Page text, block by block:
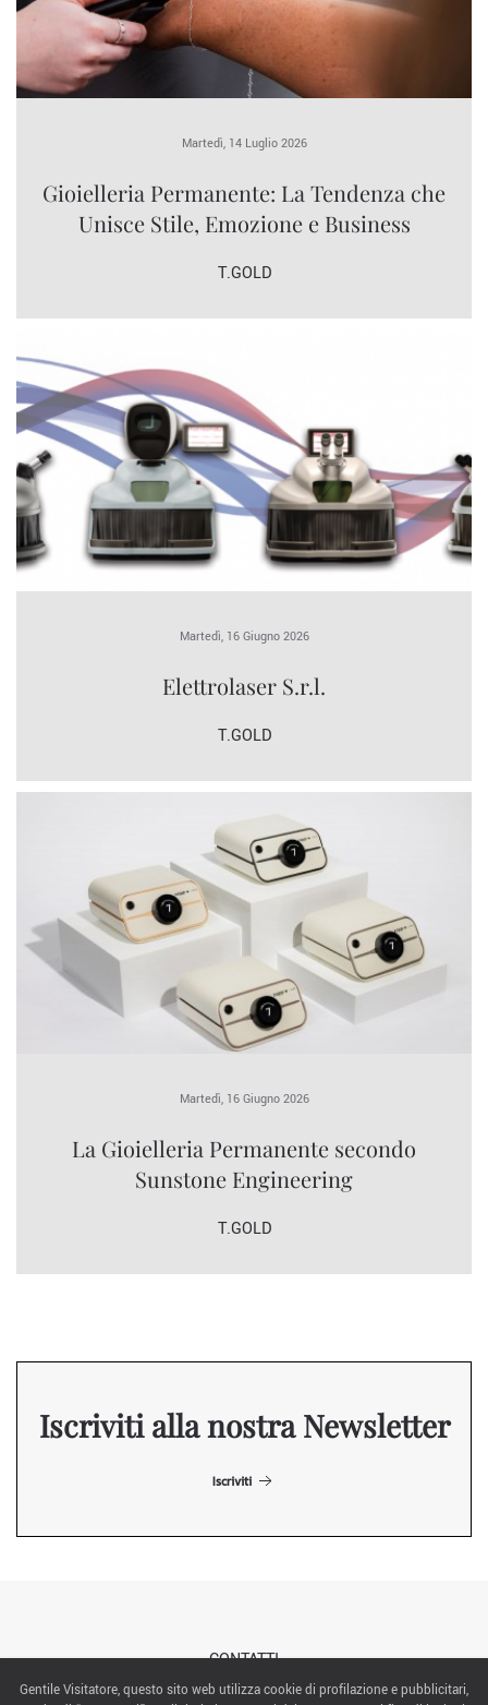
Martedì, 14 Luglio 2026
Gioielleria Permanente: La Tendenza che
Unisce Stile, Emozione e Business
T.GOLD
Martedì, 16 Giugno 2026
Elettrolaser S.r.l.
T.GOLD
Martedì, 16 Giugno 2026
La Gioielleria Permanente secondo
Sunstone Engineering
T.GOLD
Iscriviti alla nostra Newsletter
Iscriviti
CONTATTI
Gentile Visitatore, questo sito web utilizza cookie di profilazione e pubblicitari,